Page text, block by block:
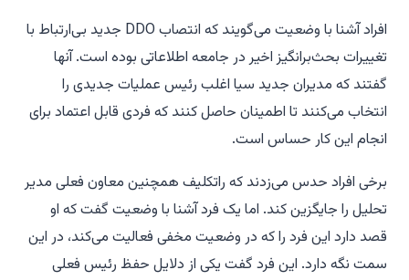
افراد آشنا با وضعیت می‌گویند که انتصاب DDO جدید بی‌ارتباط با
تغییرات بحث‌برانگیز اخیر در جامعه اطلاعاتی بوده است. آنها
گفتند که مدیران جدید سیا اغلب رئیس عملیات جدیدی را
انتخاب می‌کنند تا اطمینان حاصل کنند که فردی قابل اعتماد برای
انجام این کار حساس است.
برخی افراد حدس می‌زدند که راتکلیف همچنین معاون فعلی مدیر
تحلیل را جایگزین کند. اما یک فرد آشنا با وضعیت گفت که او
قصد دارد این فرد را که در وضعیت مخفی فعالیت می‌کند، در این
سمت نگه دارد. این فرد گفت یکی از دلایل حفظ رئیس فعلی